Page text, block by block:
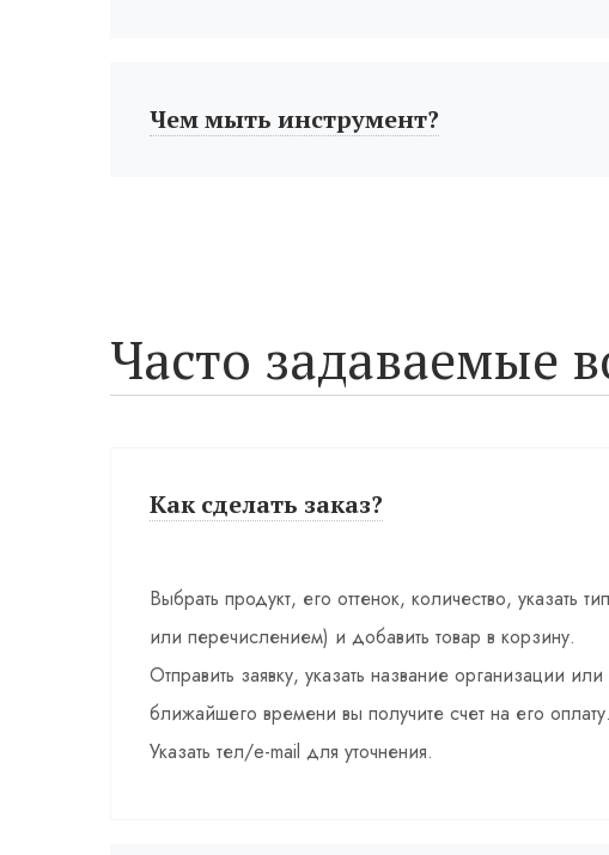
Чем мыть инструмент?
Часто задаваемые
Как сделать заказ?
Выбрать продукт, его оттенок, количество, указать
или перечислением) и добавить товар в корзину.
Отправить заявку, указать название организации
ближайшего времени вы получите счет на его оплату.
Указать тел/e-mail для уточнения.